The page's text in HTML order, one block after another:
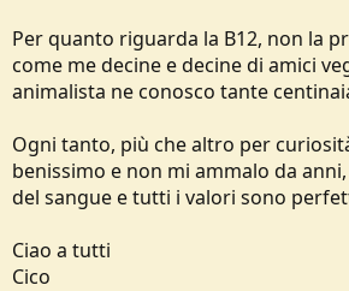
Per quanto riguarda la B12, non la
come me decine e decine di amici
animalista ne conosco tante
Ogni tanto, più che altro per
benissimo e non mi ammalo da
del sangue e tutti i valori sono
Ciao a tutti
Cico